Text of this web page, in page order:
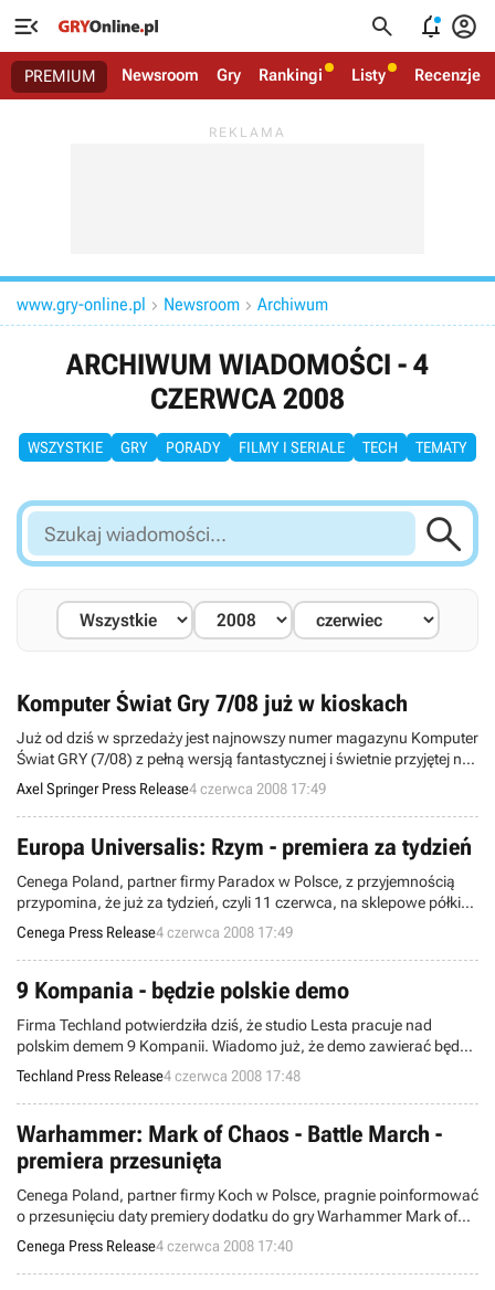
   
PREMIUM Newsroom Gry Rankingi Listy Recenzje
www.gry-online.pl  Newsroom  Archiwum
ARCHIWUM WIADOMOŚCI - 4
CZERWCA 2008
WSZYSTKIE GRY PORADY FILMY I SERIALE TECH TEMATY
Szukaj
wiadomości...

Komputer Świat Gry 7/08 już w kioskach
Już od dziś w sprzedaży jest najnowszy numer magazynu Komputer
Świat GRY (7/08) z pełną wersją fantastycznej i świetnie przyjętej na
całym świecie gry fabularnej Two Worlds PL oraz strategii
ekonomicznej Ice Cream Tycoon Deluxe PL. Tematem numeru jest
gra Rainbow Six Vegas 2, do której przygotowaliśmy także obszerny
poradnik. W piśmie zamieściliśmy także opis przejścia Penumbry:
Czarna Plaga. Cena
Axel Springer Press Release4 czerwca 2008 17:49
Europa Universalis: Rzym - premiera za tydzień
Cenega Poland, partner firmy Paradox w Polsce, z przyjemnością
przypomina, że już za tydzień, czyli 11 czerwca, na sklepowe półki
trafi długo oczekiwana kontynuacja serii Europa Universalis – Rzym!
Cenega Press Release4 czerwca 2008 17:49
9 Kompania - będzie polskie demo
Firma Techland potwierdziła dziś, że studio Lesta pracuje nad
polskim demem 9 Kompanii. Wiadomo już, że demo zawierać będzie
misję treningową oraz jedną misję bojową.
Techland Press Release4 czerwca 2008 17:48
Warhammer: Mark of Chaos - Battle March -
premiera przesunięta
Cenega Poland, partner firmy Koch w Polsce, pragnie poinformować
o przesunięciu daty premiery dodatku do gry Warhammer Mark of
Chaos: Battle March.
Cenega Press Release4 czerwca 2008 17:40